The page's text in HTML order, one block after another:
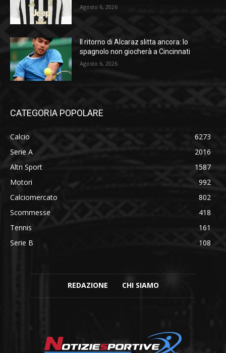
Agosto 6, 2026
Il ritorno di Alcaraz slitta ancora: lo
spagnolo non giocherà a Cincinnati
Agosto 6, 2026
CATEGORIA POPOLARE
Calcio
6273
Serie A
2016
Altri Sport
1587
Motori
992
Calciomercato
802
Scommesse
418
Tennis
161
Serie B
108
REDAZIONE CHI SIAMO